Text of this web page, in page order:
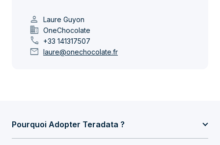
person Laure Guyon
domain OneChocolate
call +33 141317507
mail laure@onechocolate.fr
Pourquoi Adopter Teradata ?